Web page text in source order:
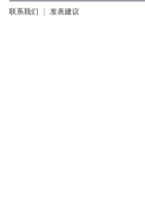
联系我们 发表建议